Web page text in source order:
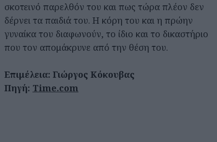
σκοτεινό παρελθόν του και πως τώρα πλέον δεν
δέρνει τα παιδιά του. Η κόρη του και η πρώην
γυναίκα του διαφωνούν, το ίδιο και το δικαστήριο
που τον απομάκρυνε από την θέση του.
Επιμέλεια: Γιώργος Κόκουβας
Πηγή: Time.com